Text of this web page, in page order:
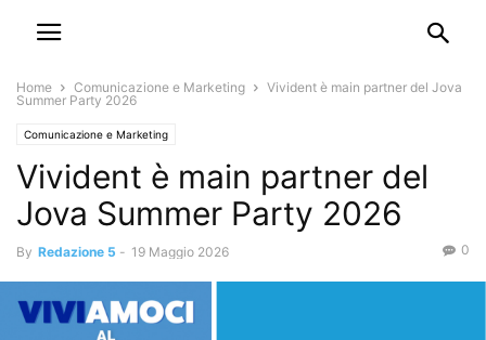
Home Comunicazione e Marketing
Vivident è main partner del Jova
Summer Party 2026
Comunicazione e Marketing
Vivident è main partner del
Jova Summer Party 2026
By Redazione 5 - 19 Maggio 2026 0